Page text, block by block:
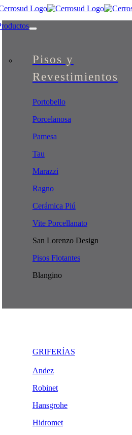
Skip
content
Pisos y
Revestimientos
Portobello
Porcelanosa
Pamesa
Tau
Marazzi
Ragno
Cerámica Piú
Vite Porcellanato
San Lorenzo Design
Pisos Flotantes
Blangino
GRIFERÍAS
Andez
Robinet
Hansgrohe
Hidromet